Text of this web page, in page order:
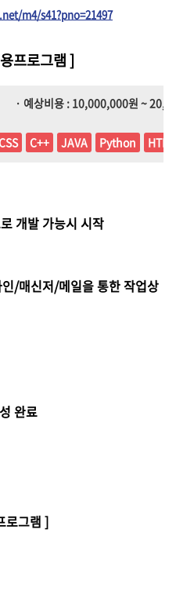
m4/s41?pno=21497
프로그램]
· 예상비용 : 10,000,000원 ~
C++ JAVA Python HTML
개발 가능시 시작
/매신저/메일을 통한 작업상
완료
로그램 ]